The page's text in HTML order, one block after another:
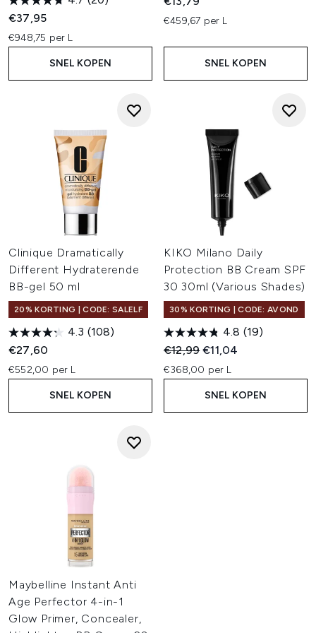
€37,95
€948,75 per L
SNEL KOPEN
€459,67 per L
SNEL KOPEN
Clinique Dramatically
Different Hydraterende
BB-gel 50 ml
20% KORTING | CODE: SALELF
4.3 (108)
€27,60
€552,00 per L
SNEL KOPEN
KIKO Milano Daily
Protection BB Cream SPF
30 30ml (Various Shades)
30% KORTING | CODE: AVOND
4.8 (19)
Recommended Retail Price:
€12,99Huidige prijs:
€11,04
€368,00 per L
SNEL KOPEN
Maybelline Instant Anti
Age Perfector 4-in-1
Glow Primer, Concealer,